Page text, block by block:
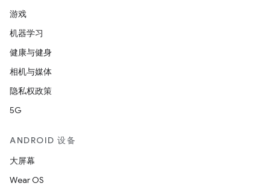
游戏
机器学习
健康与健身
相机与媒体
隐私权政策
5G
ANDROID 设备
大屏幕
Wear OS